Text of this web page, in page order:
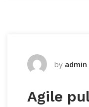
by admin
Agile